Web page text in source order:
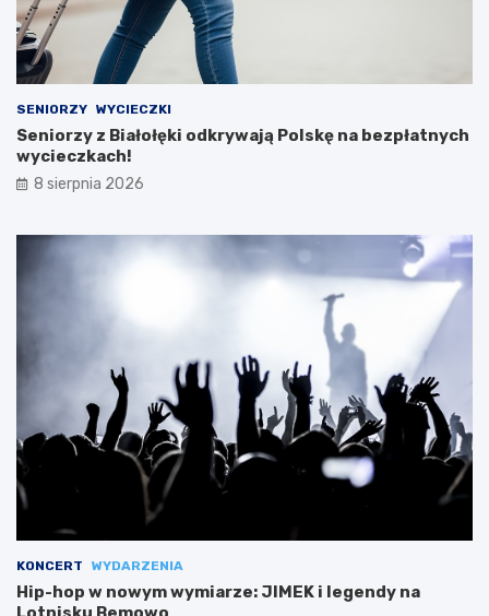
SENIORZY WYCIECZKI
Seniorzy z Białołęki odkrywają Polskę na bezpłatnych
wycieczkach!
8 sierpnia 2026
KONCERT WYDARZENIA
Hip-hop w nowym wymiarze: JIMEK i legendy na